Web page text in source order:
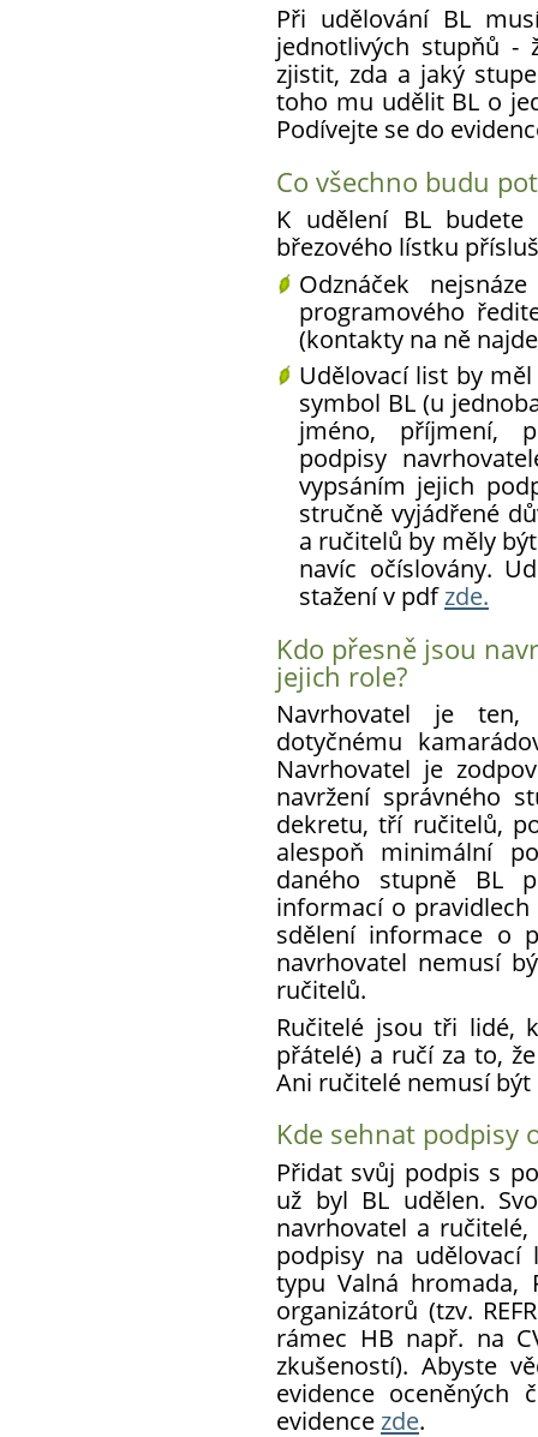
Při udělování BL
jednotlivých stupňů -
zjistit, zda a jaký
toho mu udělit BL o
Podívejte se do
Co všechno budu
K udělení BL
březového lístku
Odznáček
programového
(kontakty na ně
Udělovací list by
symbol BL (u
jméno, příjmení,
podpisy
vypsáním jejich
stručně vyjádřené
a ručitelů by měly
navíc očíslovány.
stažení v pdfzde.
Kdo přesně jsou
jejich role?
Navrhovatel je
dotyčnému
Navrhovatel je
navržení správného
dekretu, tří ručitelů,
alespoň minimální
daného stupně BL
informací o
sdělení informace o
navrhovatel nemusí
ručitelů.
Ručitelé jsou tři lidé,
přátelé) a ručí za to,
Ani ručitelé nemusí být
Kde sehnat podpisy
Přidat svůj podpis s
už byl BL udělen.
navrhovatel a
podpisy na
typu Valná hromada,
organizátorů (tzv.
rámec HB např. na
zkušeností). Abyste
evidence oceněných
evidencezde.